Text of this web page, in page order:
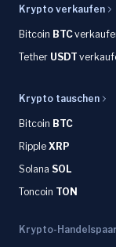
Krypto verkaufen
Bitcoin BTC
Tether USDT
Krypto tauschen
Bitcoin BTC
Ripple XRP
Solana SOL
Toncoin TON
Krypto-